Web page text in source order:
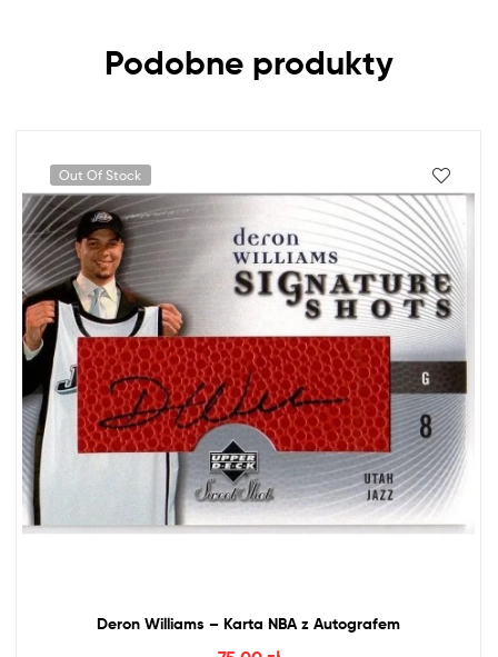
Podobne produkty
Out Of Stock
Deron Williams – Karta NBA z Autografem